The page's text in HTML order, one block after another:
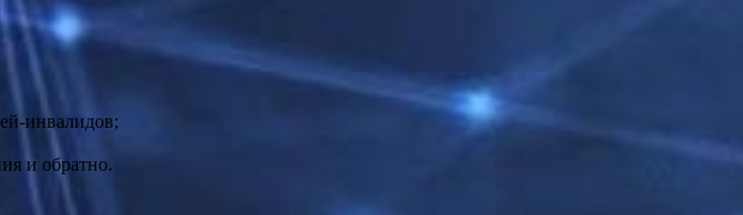
инвалидов;
и обратно.